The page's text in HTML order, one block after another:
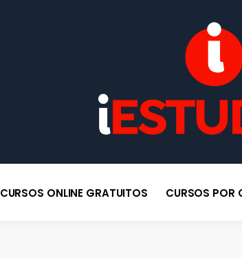
CURSOS ONLINE GRATUITOS CURSOS POR